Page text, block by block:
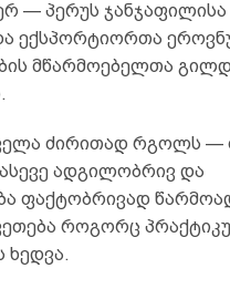
— პერუს
ექსპორტიორთა
მწარმოებელთა
ძირითად რგოლს —
ადგილობრივ და
ფაქტობრივად
როგორც
ხედვა.